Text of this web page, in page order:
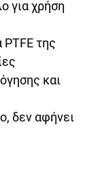
για χρήση
PTFE της
και
δεν αφήνει